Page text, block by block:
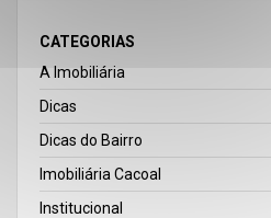
CATEGORIAS
A Imobiliária
Dicas
Dicas do Bairro
Imobiliária Cacoal
Institucional